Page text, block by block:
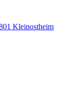
Kleinostheim